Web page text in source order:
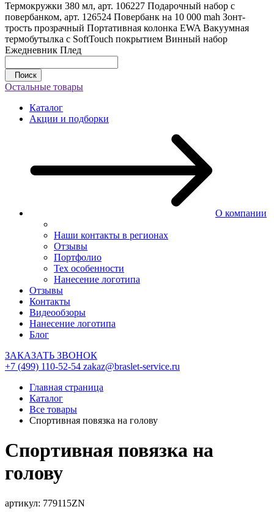
Термокружки 380 мл, арт. 106227 Подарочный набор с
повербанком, арт. 126524 Повербанк на 10 000 mah Зонт-
трость прозрачный Портативная колонка EWA Вакуумная
термобутылка с SoftTouch покрытием Винный набор
Ежедневник Плед
Поиск
Остальные товары
Каталог
Акции и подборки
О компании
Наши контакты в регионах
Отзывы
Портфолио
Тех особенности
Нанесение логотипа
Отзывы
Контакты
Видеообзоры
Нанесение логотипа
Блог
ЗАКАЗАТЬ ЗВОНОК
+7 (499) 110-52-54 zakaz@braslet-service.ru
Главная страница
Каталог
Все товары
Спортивная повязка на голову
Спортивная повязка на
голову
артикул: 779115ZN